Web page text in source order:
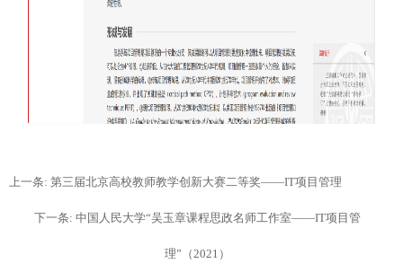
上一条: 第三届北京高校教师教学创新大赛二等奖——IT项目管理
下一条: 中国人民大学“吴玉章课程思政名师工作室——IT项目管
理”（2021）